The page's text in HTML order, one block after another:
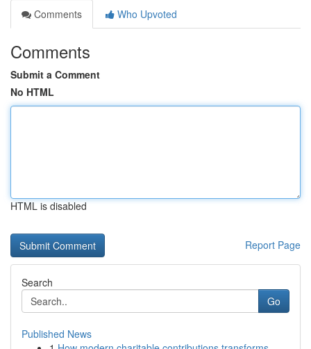
Comments
Who Upvoted
Comments
Submit a Comment
No HTML
HTML is disabled
Report Page
Search
Go
Published News